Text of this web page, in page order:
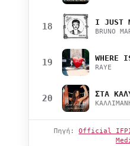
18 I JUST
BRUNO
19 WHERE
RAYE
20
Πηγή: Official IFPI